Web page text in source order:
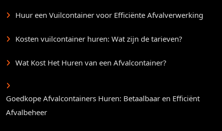
Huur een Vuilcontainer voor Efficiënte Afvalverwerking
Kosten vuilcontainer huren: Wat zijn de tarieven?
Wat Kost Het Huren van een Afvalcontainer?
Goedkope Afvalcontainers Huren: Betaalbaar en Efficiënt
Afvalbeheer